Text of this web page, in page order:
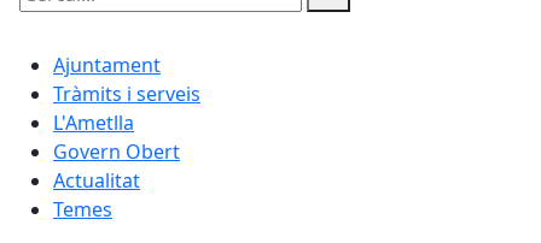
Cercar:
Ajuntament
Tràmits i serveis
L'Ametlla
Govern Obert
Actualitat
Temes